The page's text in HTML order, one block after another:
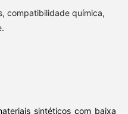
compatibilidade química,
sintéticos com baixa